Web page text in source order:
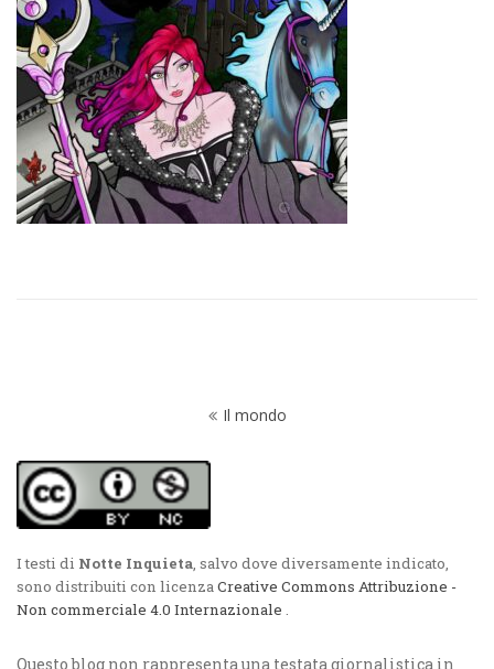
Il mondo
I testi di Notte Inquieta, salvo dove diversamente indicato,
sono distribuiti con licenzaCreative Commons Attribuzione -
Non commerciale 4.0 Internazionale .
Questo blog non rappresenta una testata giornalistica in